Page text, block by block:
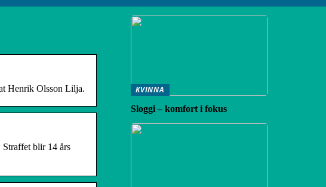
Henrik Olsson Lilja.
blir 14 års
KVINNA
Sloggi – komfort i fokus